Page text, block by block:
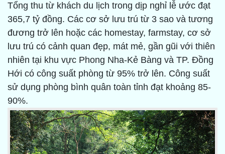
Tổng thu từ khách du lịch trong dịp nghỉ lễ ước đạt
365,7 tỷ đồng. Các cơ sở lưu trú từ 3 sao và tương
đương trở lên hoặc các homestay, farmstay, cơ sở
lưu trú có cảnh quan đẹp, mát mẻ, gần gũi với thiên
nhiên tại khu vực Phong Nha-Kẻ Bàng và TP. Đồng
Hới có công suất phòng từ 95% trở lên. Công suất
sử dụng phòng bình quân toàn tỉnh đạt khoảng 85-
90%.